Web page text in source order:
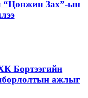
“Цонжин Зах”-ын
Бортээгийн
ажлыг